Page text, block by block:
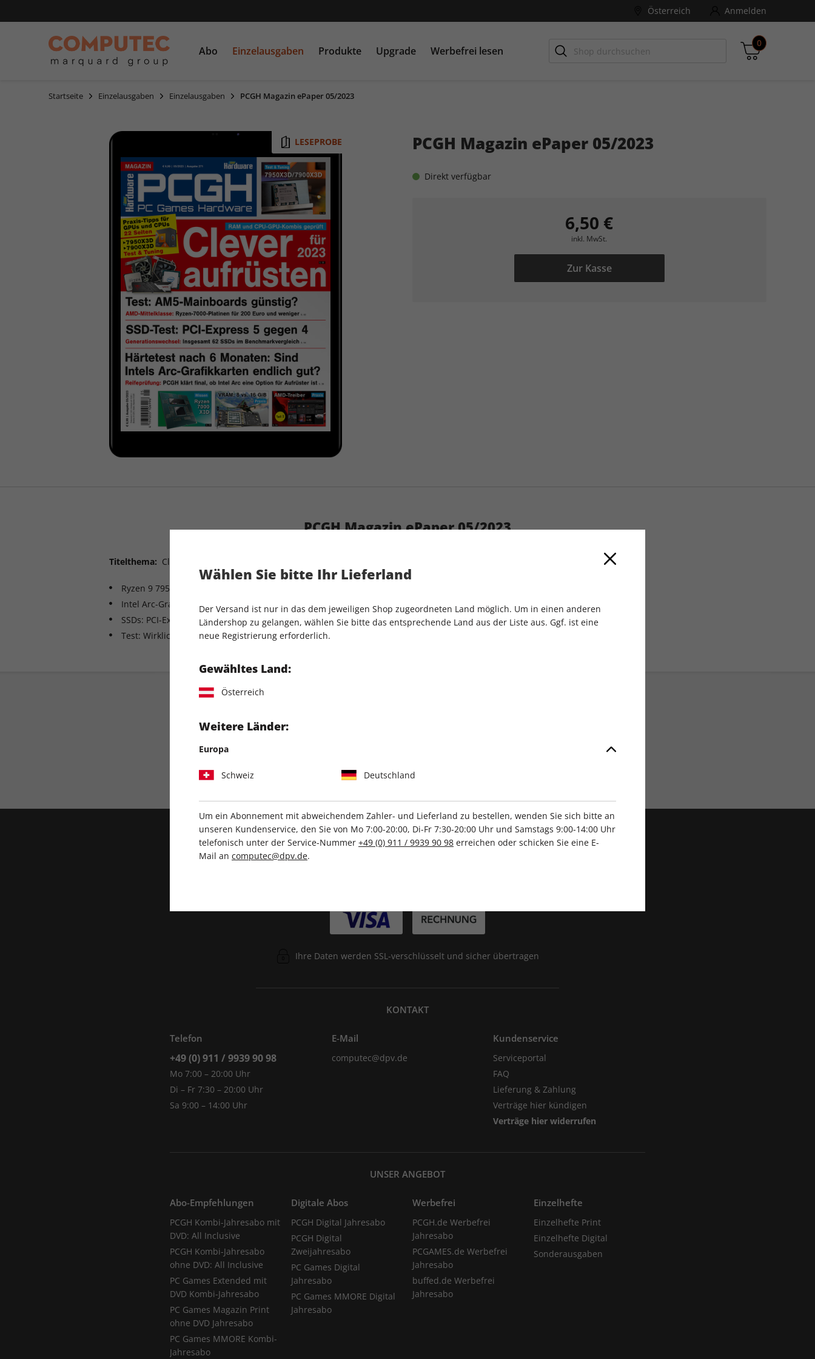
Österreich Anmelden
Abo Einzelausgaben Produkte Upgrade Werbefrei lesen
0
Zwischensumme
inkl. MwSt., ggf. zzgl. Versandkosten
Startseite Einzelausgaben Einzelausgaben PCGH Magazin ePaper 05/2023
LESEPROBE PCGH Magazin ePaper 05/2023
Direkt verfügbar
6,50 €
inkl. MwSt.
Zur Kasse
PCGH Magazin ePaper 05/2023
Titelthema: Clever aufrüsten 2023: RAM, CPU, GPU
Ryzen 9 7950X3D/7900X3D: Test & Tuning
Intel Arc-Grafikkarten jetzt endlich gut?
SSDs: PCI-Express 5 gegen 4
Test: Wirklich günstige AM5-Boards
Direkt vom Verlag Tolle Prämien
ZAHLUNGSARTEN
Ihre Daten werden SSL-verschlüsselt und sicher übertragen
KONTAKT
Telefon
+49 (0) 911 / 9939 90 98
Mo 7:00 – 20:00 Uhr
Di – Fr 7:30 – 20:00 Uhr
Sa 9:00 – 14:00 Uhr
E-Mail
computec@dpv.de
Kundenservice
Serviceportal
FAQ
Lieferung & Zahlung
Verträge hier kündigen
Verträge hier widerrufen
UNSER ANGEBOT
Abo-Empfehlungen
PCGH Kombi-Jahresabo mit
DVD: All Inclusive
PCGH Kombi-Jahresabo
ohne DVD: All Inclusive
PC Games Extended mit
DVD Kombi-Jahresabo
PC Games Magazin Print
ohne DVD Jahresabo
PC Games MMORE Kombi-
Jahresabo
Digitale Abos
PCGH Digital Jahresabo
PCGH Digital
Zweijahresabo
PC Games Digital
Jahresabo
PC Games MMORE Digital
Jahresabo
Werbefrei
PCGH.de Werbefrei
Jahresabo
PCGAMES.de Werbefrei
Jahresabo
buffed.de Werbefrei
Jahresabo
Einzelhefte
Einzelhefte Print
Einzelhefte Digital
Sonderausgaben
Wählen Sie bitte Ihr Lieferland
Der Versand ist nur in das dem jeweiligen Shop zugeordneten Land möglich. Um in einen anderen
Ländershop zu gelangen, wählen Sie bitte das entsprechende Land aus der Liste aus. Ggf. ist eine
neue Registrierung erforderlich.
Gewähltes Land:
Österreich
Weitere Länder:
Europa
Schweiz Deutschland
Um ein Abonnement mit abweichendem Zahler- und Lieferland zu bestellen, wenden Sie sich bitte an
unseren Kundenservice, den Sie von Mo 7:00-20:00, Di-Fr 7:30-20:00 Uhr und Samstags 9:00-14:00 Uhr
telefonisch unter der Service-Nummer +49 (0) 911 / 9939 90 98 erreichen oder schicken Sie eine E-
Mail an computec@dpv.de.